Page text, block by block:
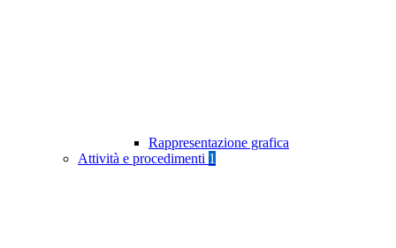
Rappresentazione grafica
Attività e procedimenti 1